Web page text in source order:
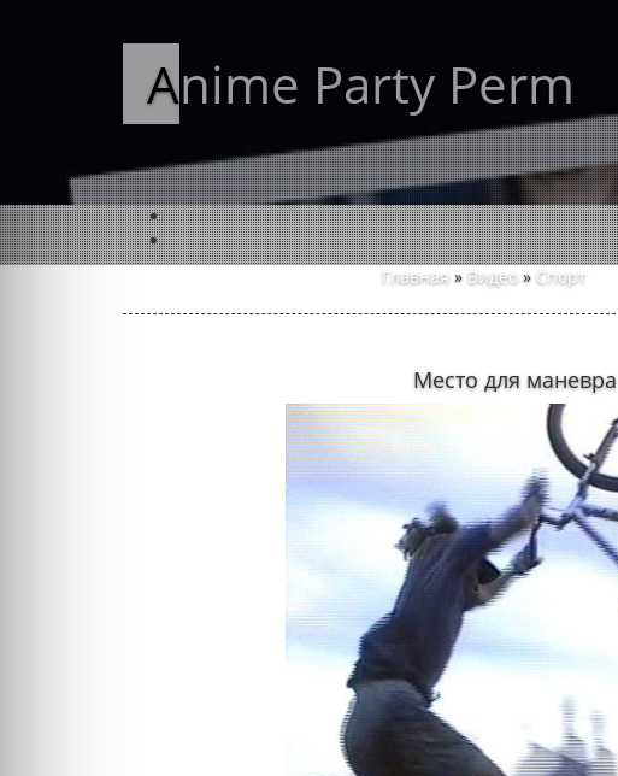
Anime Party Perm
Главная » Видео » Спорт
Место для маневра